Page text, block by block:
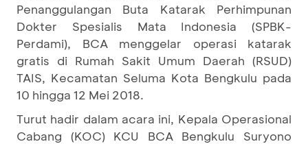
Penanggulangan Buta Katarak Perhimpunan
Dokter Spesialis Mata Indonesia (SPBK-
Perdami), BCA menggelar operasi katarak
gratis di Rumah Sakit Umum Daerah (RSUD)
TAIS, Kecamatan Seluma Kota Bengkulu pada
10 hingga 12 Mei 2018.
Turut hadir dalam acara ini, Kepala Operasional
Cabang (KOC) KCU BCA Bengkulu Suryono